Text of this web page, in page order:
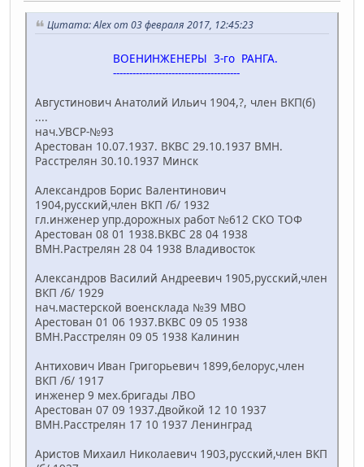
Цитата: Alex от 03 февраля 2017, 12:45:23
ВОЕНИНЖЕНЕРЫ 3-го РАНГА.
---------------------------------------
Августинович Анатолий Ильич 1904,?, член ВКП(б)
....
нач.УВСР-№93
Арестован 10.07.1937. ВКВС 29.10.1937 ВМН.
Расстрелян 30.10.1937 Минск
Александров Борис Валентинович
1904,русский,член ВКП /б/ 1932
гл.инженер упр.дорожных работ №612 СКО ТОФ
Арестован 08 01 1938.ВКВС 28 04 1938
ВМН.Растрелян 28 04 1938 Владивосток
Александров Василий Андреевич 1905,русский,член
ВКП /б/ 1929
нач.мастерской военсклада №39 МВО
Арестован 01 06 1937.ВКВС 09 05 1938
ВМН.Расстрелян 09 05 1938 Калинин
Антихович Иван Григорьевич 1899,белорус,член
ВКП /б/ 1917
инженер 9 мех.бригады ЛВО
Арестован 07 09 1937.Двойкой 12 10 1937
ВМН.Расстрелян 17 10 1937 Ленинград
Аристов Михаил Николаевич 1903,русский,член ВКП